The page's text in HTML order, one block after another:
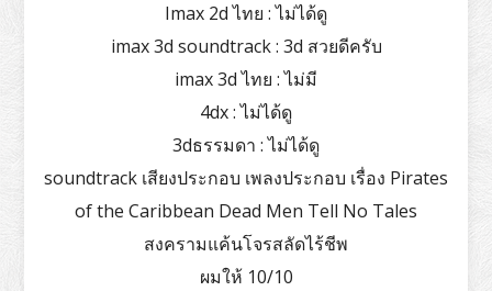
Imax 2d ไทย : ไม่ได้ดู
imax 3d soundtrack : 3d สวยดีครับ
imax 3d ไทย : ไม่มี
4dx : ไม่ได้ดู
3dธรรมดา : ไม่ได้ดู
soundtrack เสียงประกอบ เพลงประกอบ เรื่อง Pirates
of the Caribbean Dead Men Tell No Tales
สงครามแค้นโจรสลัดไร้ชีพ
ผมให้ 10/10